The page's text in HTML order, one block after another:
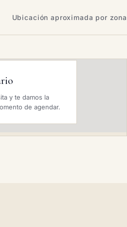
Ubicación aproximada por zona
y te damos la
de agendar.